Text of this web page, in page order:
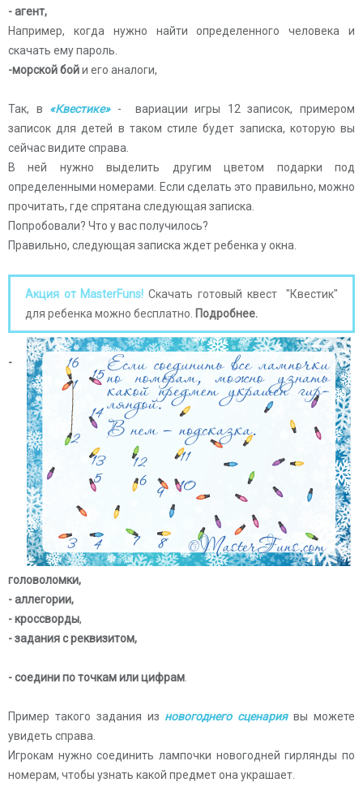
- агент,
Например, когда нужно найти определенного человека и
скачать ему пароль.
-морской бойи его аналоги,
Так, в «Квестике» - вариации игры 12 записок, примером
записок для детей в таком стиле будет записка, которую вы
сейчас видите справа.
В ней нужно выделить другим цветом подарки под
определенными номерами. Если сделать это правильно, можно
прочитать, где спрятана следующая записка.
Попробовали? Что у вас получилось?
Правильно, следующая записка ждет ребенка у окна.
Акция от MasterFuns!Скачать готовый квест "Квестик"
для ребенка можно бесплатно. Подробнее.
-
головоломки,
- аллегории,
- кроссворды,
- задания с реквизитом,
- соедини по точкам или цифрам.
Пример такого задания из новогоднего сценария вы можете
увидеть справа.
Игрокам нужно соединить лампочки новогодней гирлянды по
номерам, чтобы узнать какой предмет она украшает.